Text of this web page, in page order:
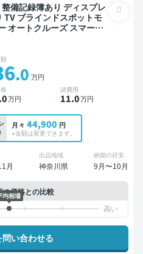
TV ブラインドスポットモ
オートクルーズ スマート
モニター 全方位カメラ ド
突軽減
.0 万円
.0万円
諸費用
11.0万円
月々 44,900 円
※金額は変更できます。
月
出品地域
神奈川県
納期の目安
9月〜10月
の価格との比較
均相場
い合わせる